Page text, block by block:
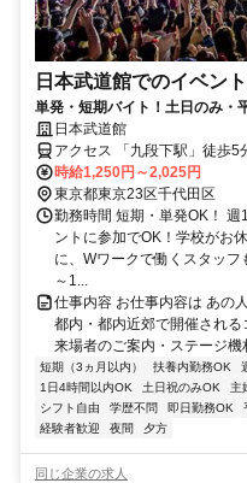
日本武道館でのイベン
単発・短期バイト！土日のみ・
未経験歓迎！髪色・髪型・ネイ
日本武道館
アクセス 「九段下駅」徒歩5
時給1,250円～2,025円
東京都東京23区千代田区
勤務時間 短期・単発OK！
ントに参加でOK！学校がお
に、Wワークで働くスタッ
～1...
仕事内容 お仕事内容は あの
都内・都内近郊で開催される
来場者のご案内・ステージ
短期（3ヵ月以内） 扶養内勤務OK
1日4時間以内OK
土日祝のみOK 主
シフト自由
学歴不問 即日勤務OK
経験者歓迎
夜間 夕方
同じ企業の求人